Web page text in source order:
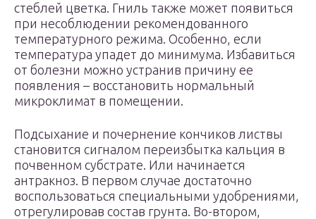
стеблей цветка. Гниль также может появиться
при несоблюдении рекомендованного
температурного режима. Особенно, если
температура упадет до минимума. Избавиться
от болезни можно устранив причину ее
появления – восстановить нормальный
микроклимат в помещении.
Подсыхание и почернение кончиков листвы
становится сигналом переизбытка кальция в
почвенном субстрате. Или начинается
антракноз. В первом случае достаточно
воспользоваться специальными удобрениями,
отрегулировав состав грунта. Во-втором,